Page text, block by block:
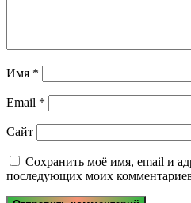
Имя *
Email *
Сайт
Сохранить моё имя, email и
последующих моих